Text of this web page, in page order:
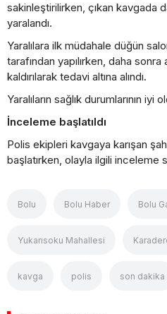
sakinleştirilirken, çıkan kavgada
yaralandı.
Yaralılara ilk müdahale düğün
tarafından yapılırken, daha
kaldırılarak tedavi altına alındı.
Yaralıların sağlık durumlarının iyi
İnceleme başlatıldı
Polis ekipleri kavgaya karışan
başlatırken, olayla ilgili inceleme
Bolu Bolu Haber Bolu
Yukarısoku Mahallesi
kavga polis son dakika